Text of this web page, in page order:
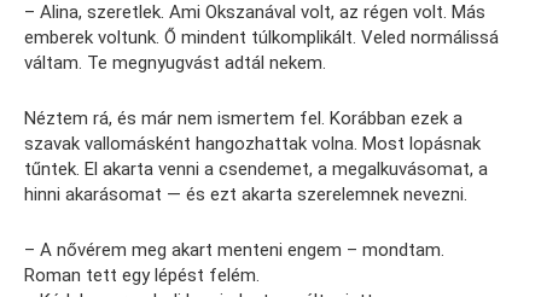
– Alina, szeretlek. Ami Okszanával volt, az régen volt. Más
emberek voltunk. Ő mindent túlkomplikált. Veled normálissá
váltam. Te megnyugvást adtál nekem.
Néztem rá, és már nem ismertem fel. Korábban ezek a
szavak vallomásként hangozhattak volna. Most lopásnak
tűntek. El akarta venni a csendemet, a megalkuvásomat, a
hinni akarásomat — és ezt akarta szerelemnek nevezni.
– A nővérem meg akart menteni engem – mondtam.
Roman tett egy lépést felém.